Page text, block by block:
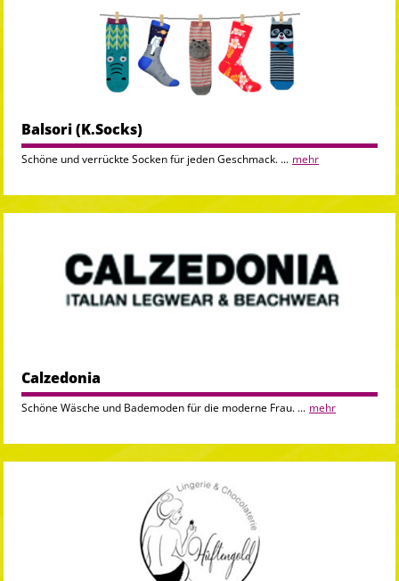
Balsori (K.Socks)
Schöne und verrückte Socken für jeden Geschmack. ... mehr
Calzedonia
Schöne Wäsche und Bademoden für die moderne Frau. ... mehr